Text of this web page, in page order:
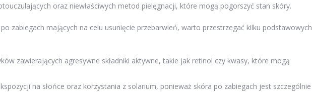
oraz niewłaściwych metod pielęgnacji, które mogą pogorszyć stan skóry.
po zabiegach mających na celu usunięcie przebarwień, warto przestrzegać kilku podstawowych
zawierających agresywne składniki aktywne, takie jak retinol czy kwasy, które mogą
na słońce oraz korzystania z solarium, ponieważ skóra po zabiegach jest szczególnie